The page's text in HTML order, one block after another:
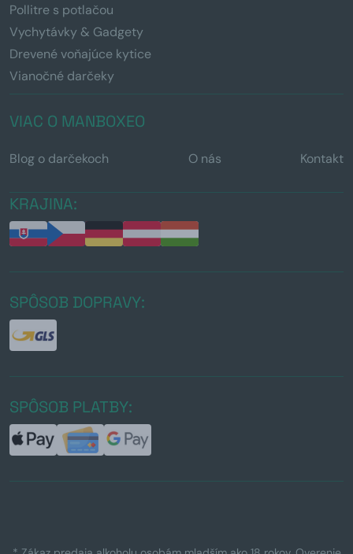
Pollitre s potlačou
Vychytávky & Gadgety
Drevené voňajúce kytice
Vianočné darčeky
VIAC O MANBOXEO
Blog o darčekoch O nás Kontakt
KRAJINA:
SPÔSOB DOPRAVY:
SPÔSOB PLATBY: